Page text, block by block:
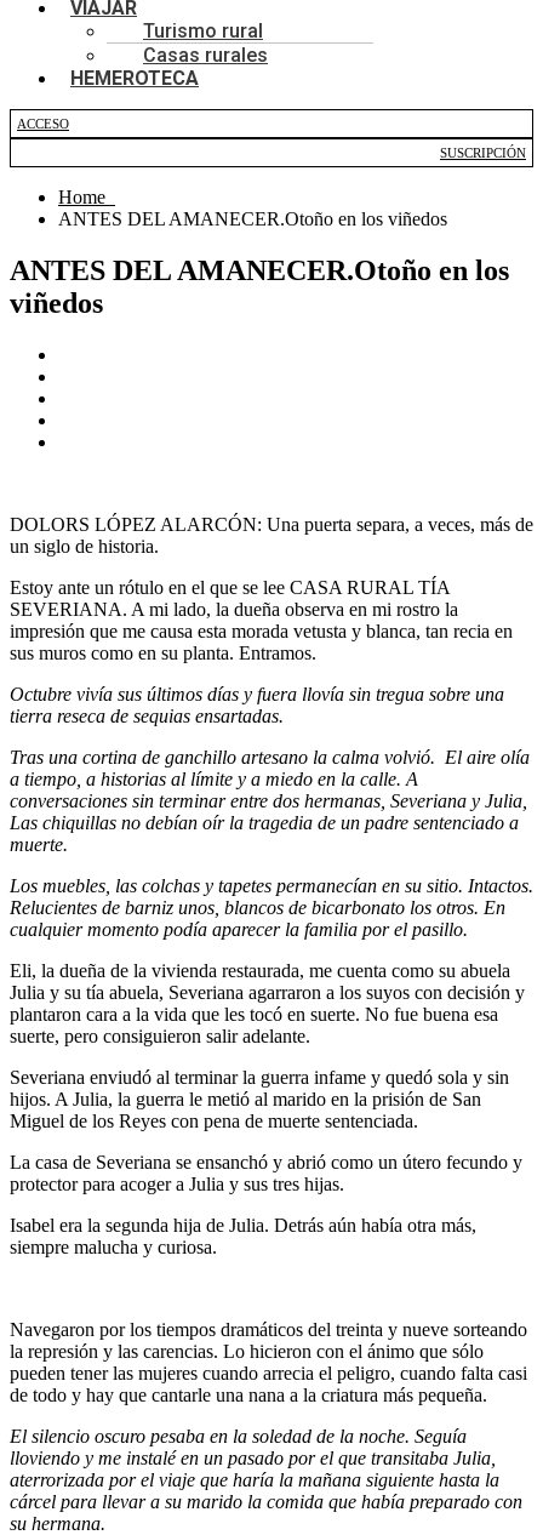
VIAJAR
Turismo rural
Casas rurales
HEMEROTECA
ACCESO
SUSCRIPCIÓN
Home
ANTES DEL AMANECER.Otoño en los viñedos
ANTES DEL AMANECER.Otoño en los
viñedos
DOLORS LÓPEZ ALARCÓN: Una puerta separa, a veces, más de
un siglo de historia.
Estoy ante un rótulo en el que se lee CASA RURAL TÍA
SEVERIANA. A mi lado, la dueña observa en mi rostro la
impresión que me causa esta morada vetusta y blanca, tan recia en
sus muros como en su planta. Entramos.
Octubre vivía sus últimos días y fuera llovía sin tregua sobre una
tierra reseca de sequias ensartadas.
Tras una cortina de ganchillo artesano la calma volvió. El aire olía
a tiempo, a historias al límite y a miedo en la calle. A
conversaciones sin terminar entre dos hermanas, Severiana y Julia,
Las chiquillas no debían oír la tragedia de un padre sentenciado a
muerte.
Los muebles, las colchas y tapetes permanecían en su sitio. Intactos.
Relucientes de barniz unos, blancos de bicarbonato los otros. En
cualquier momento podía aparecer la familia por el pasillo.
Eli, la dueña de la vivienda restaurada, me cuenta como su abuela
Julia y su tía abuela, Severiana agarraron a los suyos con decisión y
plantaron cara a la vida que les tocó en suerte. No fue buena esa
suerte, pero consiguieron salir adelante.
Severiana enviudó al terminar la guerra infame y quedó sola y sin
hijos. A Julia, la guerra le metió al marido en la prisión de San
Miguel de los Reyes con pena de muerte sentenciada.
La casa de Severiana se ensanchó y abrió como un útero fecundo y
protector para acoger a Julia y sus tres hijas.
Isabel era la segunda hija de Julia. Detrás aún había otra más,
siempre malucha y curiosa.
Navegaron por los tiempos dramáticos del treinta y nueve sorteando
la represión y las carencias. Lo hicieron con el ánimo que sólo
pueden tener las mujeres cuando arrecia el peligro, cuando falta casi
de todo y hay que cantarle una nana a la criatura más pequeña.
El silencio oscuro pesaba en la soledad de la noche. Seguía
lloviendo y me instalé en un pasado por el que transitaba Julia,
aterrorizada por el viaje que haría la mañana siguiente hasta la
cárcel para llevar a su marido la comida que había preparado con
su hermana.